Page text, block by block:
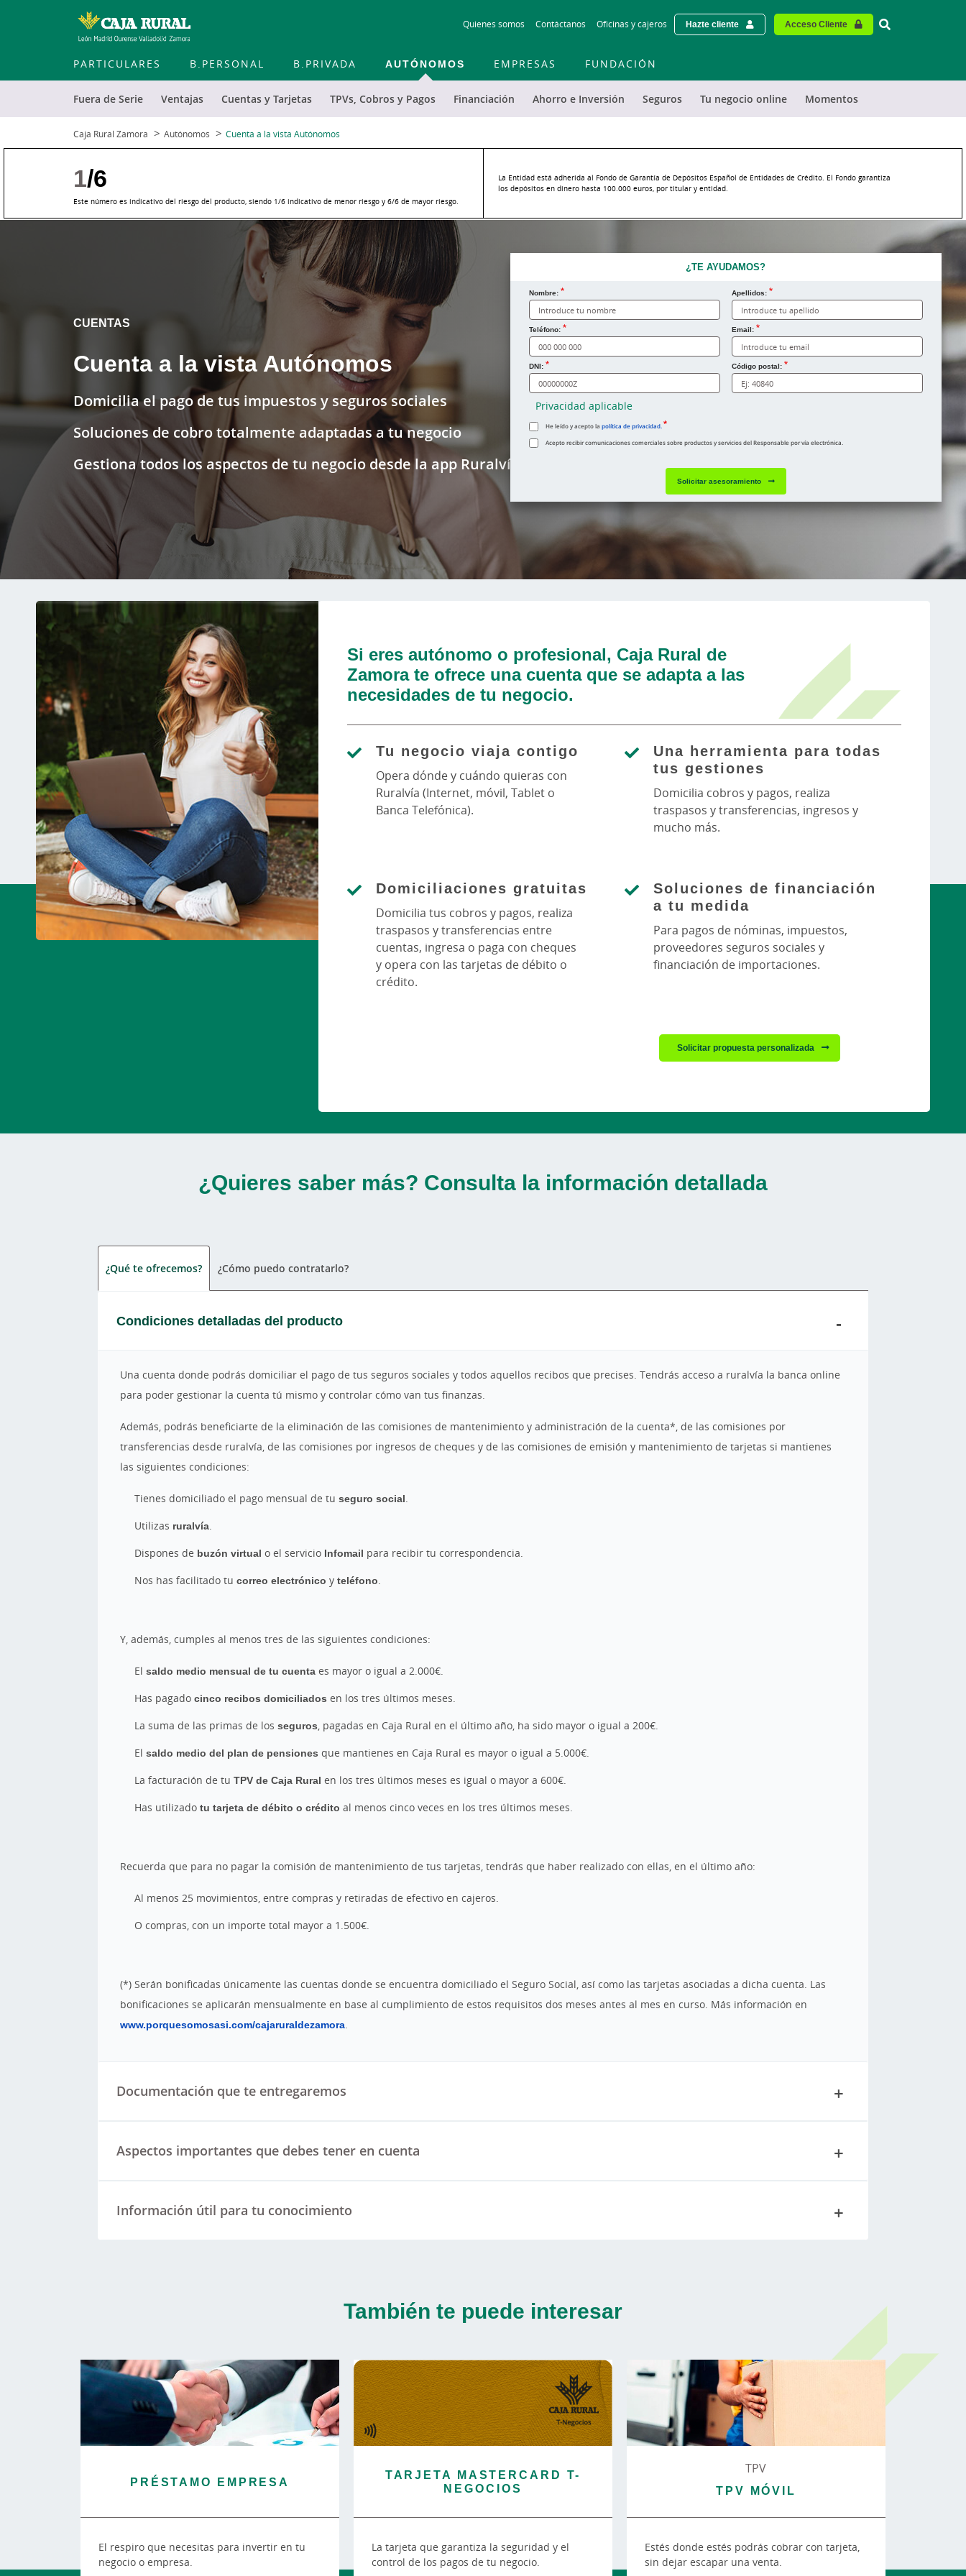
to
contentt
Quienes somos Contáctanos Oficinas y cajeros Hazte cliente Acceso Cliente Vinculo -
PARTICULARES B.PERSONAL B.PRIVADA AUTÓNOMOS
Fuera de Serie Ventajas Cuentas y Tarjetas TPVs, Cobros y Pagos Financiación Ahorro e Inversión Seguros Tu negocio online Momentos
EMPRESAS FUNDACIÓN
Caja Rural Zamora Autónomos Cuenta a la vista Autónomos
1/6
Este número es indicativo del riesgo del producto, siendo 1/6 indicativo de menor riesgo y 6/6 de mayor riesgo.
La Entidad está adherida al Fondo de Garantía de Depósitos Español de Entidades de Crédito. El Fondo garantiza
los depósitos en dinero hasta 100.000 euros, por titular y entidad.
CUENTAS
Cuenta a la vista Autónomos
Domicilia el pago de tus impuestos y seguros sociales
Soluciones de cobro totalmente adaptadas a tu negocio
Gestiona todos los aspectos de tu negocio desde la app Ruralvía
¿TE AYUDAMOS?
Nombre:
¿Cómo te llamas?
Apellidos:
Teléfono: Email:
DNI: Código postal:
Privacidad aplicable
He leído y acepto la política de privacidad.
Acepto recibir comunicaciones comerciales sobre productos y servicios del Responsable por vía electrónica.
Solicitar asesoramiento
Si eres autónomo o profesional, Caja Rural de
Zamora te ofrece una cuenta que se adapta a las
necesidades de tu negocio.
Tu negocio viaja contigo
Opera dónde y cuándo quieras con
Ruralvía (Internet, móvil, Tablet o
Banca Telefónica).
Una herramienta para todas
tus gestiones
Domicilia cobros y pagos, realiza
traspasos y transferencias, ingresos y
mucho más.
Domiciliaciones gratuitas
Domicilia tus cobros y pagos, realiza
traspasos y transferencias entre
cuentas, ingresa o paga con cheques
y opera con las tarjetas de débito o
crédito.
Soluciones de financiación
a tu medida
Para pagos de nóminas, impuestos,
proveedores seguros sociales y
financiación de importaciones.
Solicitar propuesta personalizada
¿Quieres saber más? Consulta la información detallada
¿Qué te ofrecemos? ¿Cómo puedo contratarlo?
Condiciones detalladas del producto
Una cuenta donde podrás domiciliar el pago de tus seguros sociales y todos aquellos recibos que precises. Tendrás acceso a ruralvía la banca online
para poder gestionar la cuenta tú mismo y controlar cómo van tus finanzas.
Además, podrás beneficiarte de la eliminación de las comisiones de mantenimiento y administración de la cuenta*, de las comisiones por
transferencias desde ruralvía, de las comisiones por ingresos de cheques y de las comisiones de emisión y mantenimiento de tarjetas si mantienes
las siguientes condiciones:
Tienes domiciliado el pago mensual de tuseguro social.
Utilizas ruralvía.
Dispones de buzón virtual o el servicio Infomail para recibir tu correspondencia.
Nos has facilitado tucorreo electrónicoyteléfono.
Y, además, cumples al menos tres de las siguientes condiciones:
Elsaldo medio mensual de tu cuentaes mayor o igual a 2.000€.
Has pagadocinco recibos domiciliadosen los tres últimos meses.
La suma de las primas de losseguros, pagadas en Caja Rural en el último año, ha sido mayor o igual a 200€.
Elsaldo medio del plan de pensionesque mantienes en Caja Rural es mayor o igual a 5.000€.
La facturación de tuTPV de Caja Ruralen los tres últimos meses es igual o mayor a 600€.
Has utilizadotu tarjeta de débito o créditoal menos cinco veces en los tres últimos meses.
Recuerda que para no pagar la comisión de mantenimiento de tus tarjetas, tendrás que haber realizado con ellas, en el último año:
Al menos 25 movimientos, entre compras y retiradas de efectivo en cajeros.
O compras, con un importe total mayor a 1.500€.
(*) Serán bonificadas únicamente las cuentas donde se encuentra domiciliado el Seguro Social, así como las tarjetas asociadas a dicha cuenta. Las
bonificaciones se aplicarán mensualmente en base al cumplimiento de estos requisitos dos meses antes al mes en curso. Más información en
www.porquesomosasi.com/cajaruraldezamora.
Documentación que te entregaremos
Aspectos importantes que debes tener en cuenta
Información útil para tu conocimiento
También te puede interesar
PRÉSTAMO EMPRESA
El respiro que necesitas para invertir en tu
negocio o empresa.
TARJETA MASTERCARD T-
NEGOCIOS
La tarjeta que garantiza la seguridad y el
control de los pagos de tu negocio.
TPV
TPV MÓVIL
Estés donde estés podrás cobrar con tarjeta,
sin dejar escapar una venta.